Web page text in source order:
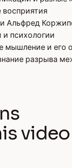
Альфред
психологии
мышление и его
разрыва
video